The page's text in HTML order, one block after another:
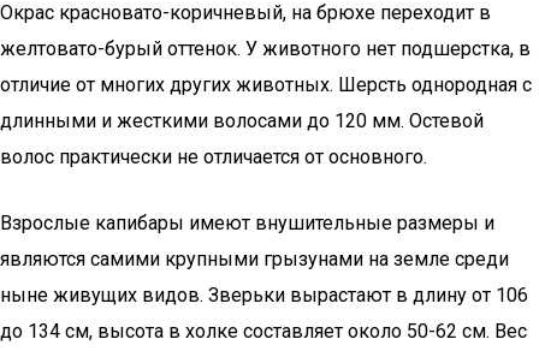
Окрас красновато-коричневый, на брюхе переходит в
желтовато-бурый оттенок. У животного нет подшерстка, в
отличие от многих других животных. Шерсть однородная с
длинными и жесткими волосами до 120 мм. Остевой
волос практически не отличается от основного.
Взрослые капибары имеют внушительные размеры и
являются самими крупными грызунами на земле среди
ныне живущих видов. Зверьки вырастают в длину от 106
до 134 см, высота в холке составляет около 50-62 см. Вес